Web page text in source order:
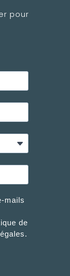
pour
mails
de